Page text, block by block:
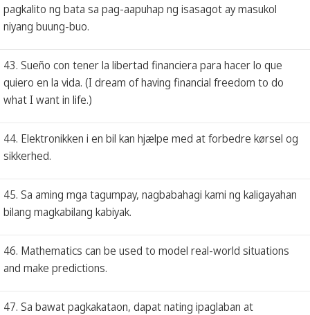
pagkalito ng bata sa pag-aapuhap ng isasagot ay masukol
niyang buung-buo.
43. Sueño con tener la libertad financiera para hacer lo que
quiero en la vida. (I dream of having financial freedom to do
what I want in life.)
44. Elektronikken i en bil kan hjælpe med at forbedre kørsel og
sikkerhed.
45. Sa aming mga tagumpay, nagbabahagi kami ng kaligayahan
bilang magkabilang kabiyak.
46. Mathematics can be used to model real-world situations
and make predictions.
47. Sa bawat pagkakataon, dapat nating ipaglaban at